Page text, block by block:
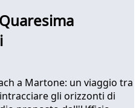
a Martone: un viaggio tra
gli orizzonti di